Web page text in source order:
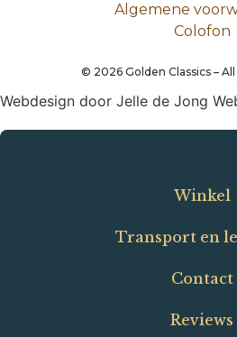
Algemene
Colofon
© 2026 Golden Classics –
Webdesign door Jelle de Jong
Winkel
Transport en
Contact
Reviews